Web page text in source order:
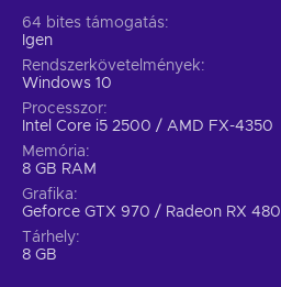
64 bites támogatás
Igen
Rendszerkövetelmények
Windows 10
Processzor
Intel Core i5 2500 / AMD FX-4350
Memória
8 GB RAM
Grafika
Geforce GTX 970 / Radeon RX 480
Tárhely
8 GB